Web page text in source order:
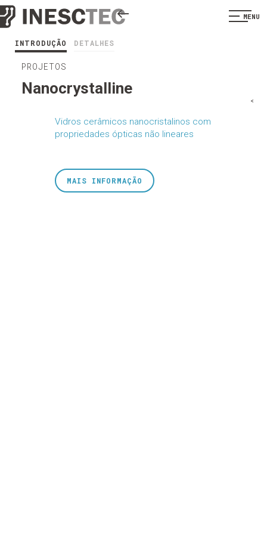
MENU
INTRODUÇÃO DETALHES
PROJETOS
Nanocrystalline
Vidros cerâmicos nanocristalinos com
propriedades ópticas não lineares
<
MAIS INFORMAÇÃO